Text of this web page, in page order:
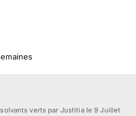
verts par Justitia le 9 Juillet